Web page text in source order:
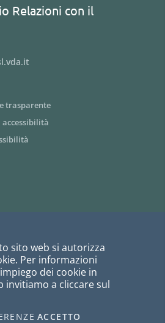
Relazioni con il
trasparente
utili
i fornitori
sito web si autorizza
Per informazioni
dei cookie in
invitiamo a cliccare sul
ACCETTO